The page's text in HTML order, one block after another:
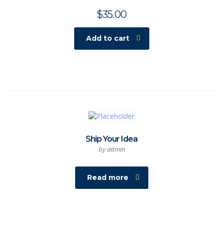
$35.00
Add to cart
Ship Your Idea
by admin
Read more